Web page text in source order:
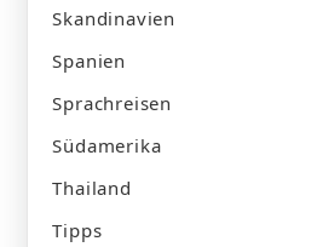
Skandinavien
Spanien
Sprachreisen
Südamerika
Thailand
Tipps